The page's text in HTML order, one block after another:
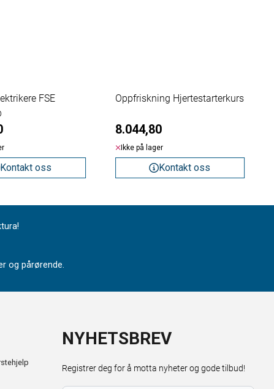
FSE
Kontakt oss
Oppfriskning Hjertestarterkurs
8.044,80
Ikke på lager
Kontakt oss
og pårørende.
NYHETSBREV
Registrer deg for å motta nyheter og gode tilbud!